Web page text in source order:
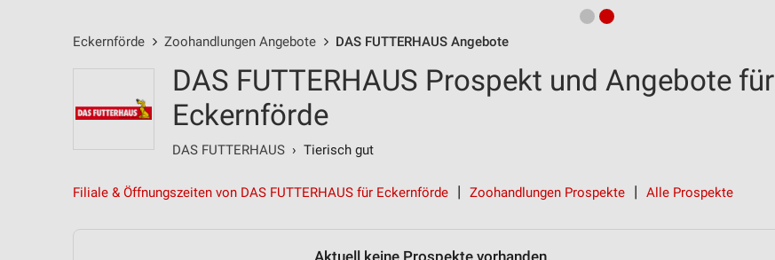
Eckernförde Zoohandlungen Angebote DAS FUTTERHAUS Angebote
DAS FUTTERHAUS Prospekt und Angebote für
Eckernförde
DAS FUTTERHAUS › Tierisch gut
Filiale & Öffnungszeiten von DAS FUTTERHAUS für Eckernförde Zoohandlungen Prospekte Alle Prospekte